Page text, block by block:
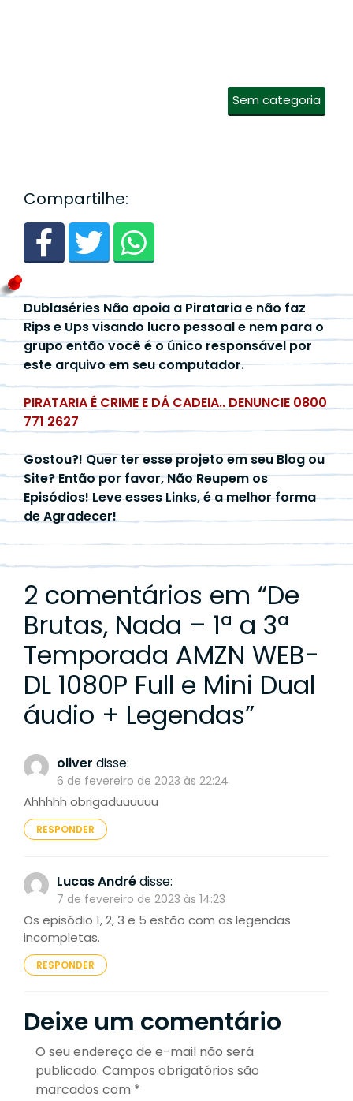
Sem categoria
Compartilhe:
Dublaséries Não apoia a Pirataria e não faz
Rips e Ups visando lucro pessoal e nem para o
grupo então você é o único responsável por
este arquivo em seu computador.
PIRATARIA É CRIME E DÁ CADEIA.. DENUNCIE 0800
771 2627
Gostou?! Quer ter esse projeto em seu Blog ou
Site? Então por favor, Não Reupem os
Episódios! Leve esses Links, é a melhor forma
de Agradecer!
2 comentários em “De
Brutas, Nada – 1ª a 3ª
Temporada AMZN WEB-
DL 1080P Full e Mini Dual
áudio + Legendas”
oliver disse:
6 de fevereiro de 2023 às 22:24
Ahhhhh obrigaduuuuuu
RESPONDER
Lucas Andrédisse:
7 de fevereiro de 2023 às 14:23
Os episódio 1, 2, 3 e 5 estão com as legendas
incompletas.
RESPONDER
Deixe um comentário
O seu endereço de e-mail não será
publicado. Campos obrigatórios são
marcados com *